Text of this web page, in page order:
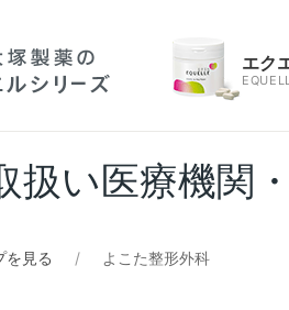
エク
扱い医療機関
を見る よこた整形外科